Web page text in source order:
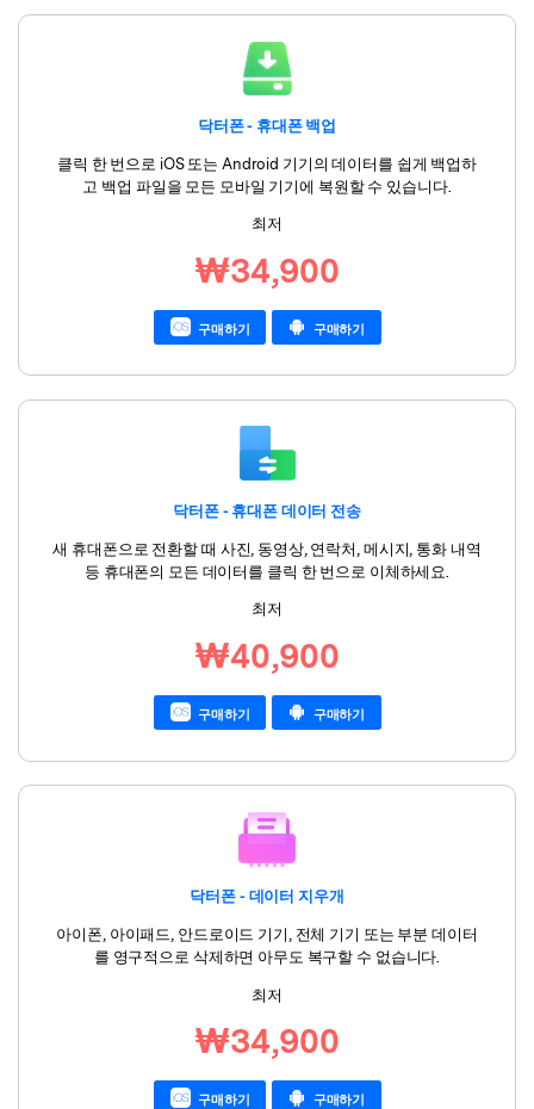
닥터폰 - 휴대폰 백업
클릭 한 번으로 iOS 또는 Android 기기의 데이터를 쉽게 백업하
고 백업 파일을 모든 모바일 기기에 복원할 수 있습니다.
최저
₩34,900
구매하기 구매하기
닥터폰 - 휴대폰 데이터 전송
새 휴대폰으로 전환할 때 사진, 동영상, 연락처, 메시지, 통화 내역
등 휴대폰의 모든 데이터를 클릭 한 번으로 이체하세요.
최저
₩40,900
구매하기 구매하기
닥터폰 - 데이터 지우개
아이폰, 아이패드, 안드로이드 기기, 전체 기기 또는 부분 데이터
를 영구적으로 삭제하면 아무도 복구할 수 없습니다.
최저
₩34,900
구매하기 구매하기